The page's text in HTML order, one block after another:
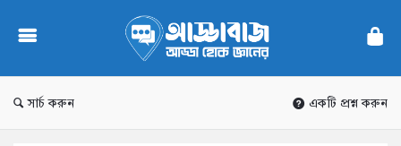
AddaBuzz.net
সার্চ করুন একটি প্রশ্ন করুন